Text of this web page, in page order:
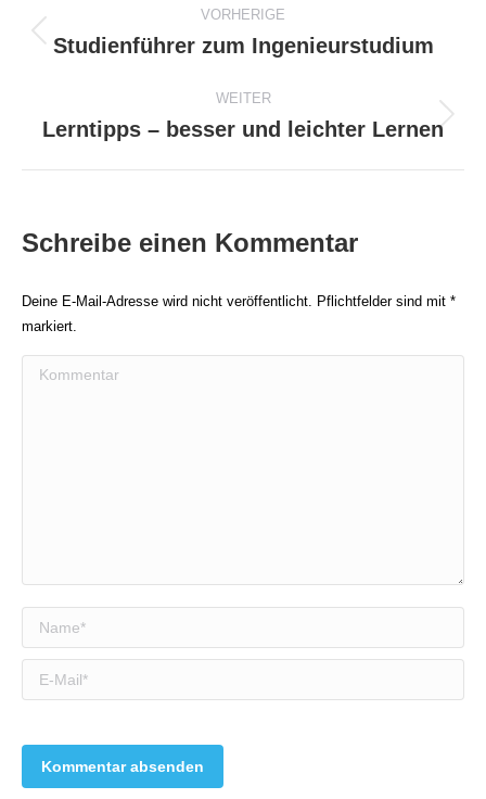
VORHERIGE
Vorheriger
Studienführer zum Ingenieurstudium
WEITER
Nächster
Lerntipps – besser und leichter Lernen
Schreibe einen Kommentar
Deine E-Mail-Adresse wird nicht veröffentlicht. Pflichtfelder sind mit *
markiert.
Kommentar
Name *
E-Mail *